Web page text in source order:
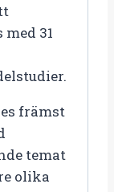
31
främst
temat
olika